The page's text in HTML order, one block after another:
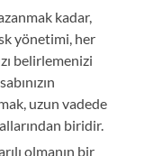
kadar,
yönetimi, her
belirlemenizi
uzun vadede
biridir.
olmanın bir